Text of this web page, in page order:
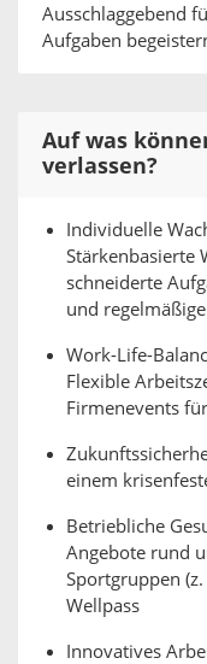
Ausschlaggebend
Aufgaben
Auf was
verlassen?
Individuelle
Stärkenbasierte
schneiderte
und
Work-Life-
Flexible
Firmenevents
einem
Betriebliche
Angebote rund
Sportgruppen (z.
Wellpass
Innovatives